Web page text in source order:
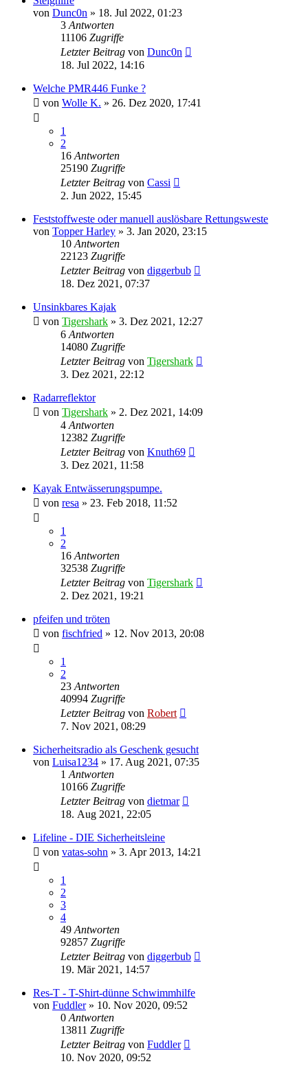
von Dunc0n » 18. Jul 2022, 01:23
3 Antworten
11106 Zugriffe
Letzter Beitrag von Dunc0n
18. Jul 2022, 14:16
Welche PMR446 Funke ?
von Wolle K. » 26. Dez 2020, 17:41
1
2
16 Antworten
25190 Zugriffe
Letzter Beitrag von Cassi
2. Jun 2022, 15:45
Feststoffweste oder manuell auslösbare Rettungsweste
von Topper Harley » 3. Jan 2020, 23:15
10 Antworten
22123 Zugriffe
Letzter Beitrag von diggerbub
18. Dez 2021, 07:37
Unsinkbares Kajak
von Tigershark » 3. Dez 2021, 12:27
6 Antworten
14080 Zugriffe
Letzter Beitrag von Tigershark
3. Dez 2021, 22:12
Radarreflektor
von Tigershark » 2. Dez 2021, 14:09
4 Antworten
12382 Zugriffe
Letzter Beitrag von Knuth69
3. Dez 2021, 11:58
Kayak Entwässerungspumpe.
von resa » 23. Feb 2018, 11:52
1
2
16 Antworten
32538 Zugriffe
Letzter Beitrag von Tigershark
2. Dez 2021, 19:21
pfeifen und tröten
von fischfried » 12. Nov 2013, 20:08
1
2
23 Antworten
40994 Zugriffe
Letzter Beitrag von Robert
7. Nov 2021, 08:29
Sicherheitsradio als Geschenk gesucht
von Luisa1234 » 17. Aug 2021, 07:35
1 Antworten
10166 Zugriffe
Letzter Beitrag von dietmar
18. Aug 2021, 22:05
Lifeline - DIE Sicherheitsleine
von vatas-sohn » 3. Apr 2013, 14:21
1
2
3
4
49 Antworten
92857 Zugriffe
Letzter Beitrag von diggerbub
19. Mär 2021, 14:57
Res-T - T-Shirt-dünne Schwimmhilfe
von Fuddler» 10. Nov 2020, 09:52
0 Antworten
13811 Zugriffe
Letzter Beitrag von Fuddler
10. Nov 2020, 09:52